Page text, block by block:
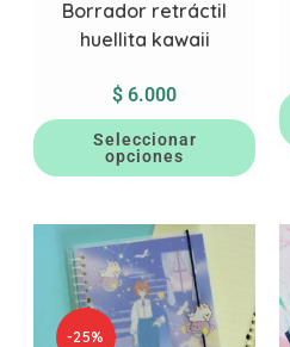
Borrador retráctil
huellita kawaii
$ 6.000
Seleccionar
opciones
-25%